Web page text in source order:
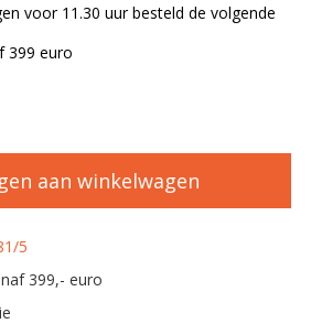
voor 11.30 uur besteld de volgende
399 euro
aan winkelwagen
5
399,- euro